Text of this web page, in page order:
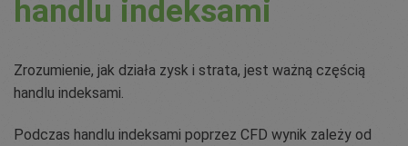
handlu indeksami
Zrozumienie, jak działa zysk i strata, jest ważną częścią
handlu indeksami.
Podczas handlu indeksami poprzez CFD wynik zależy od